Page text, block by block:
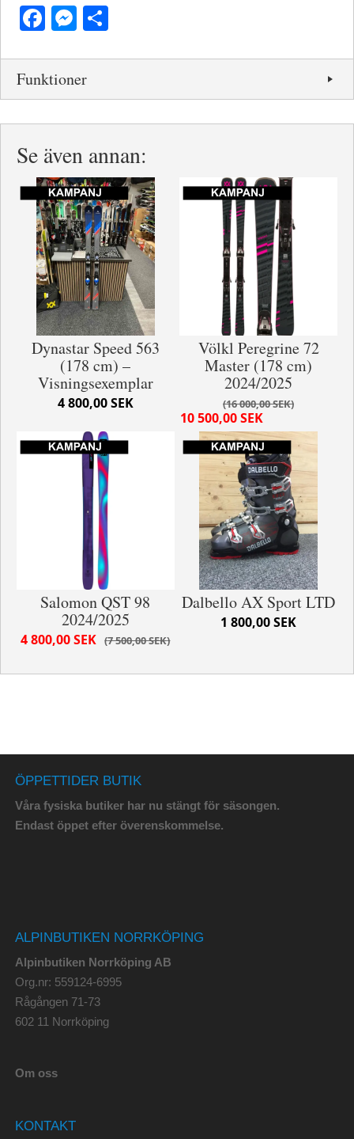
Facebook
Messenger
Funktioner
Se även annan:
Dynastar Speed 563
(178 cm) –
Visningsexemplar
4 800,00 SEK
Völkl Peregrine 72
Master (178 cm)
2024/2025
16 000,00 SEK
10 500,00 SEK
Salomon QST 98
2024/2025
7 500,00 SEK
4 800,00 SEK
Dalbello AX Sport LTD
1 800,00 SEK
ÖPPETTIDER BUTIK
Våra fysiska butiker har nu stängt för säsongen.
Endast öppet efter överenskommelse.
ALPINBUTIKEN NORRKÖPING
Alpinbutiken Norrköping AB
Org.nr: 559124-6995
Rågången 71-73
602 11 Norrköping
Om oss
KONTAKT